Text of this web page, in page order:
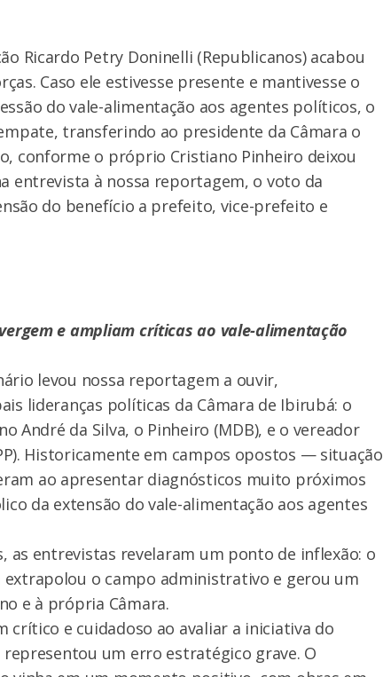
Ricardo Petry Doninelli (Republicanos) acabou
Caso ele estivesse presente e mantivesse o
do vale-alimentação aos agentes políticos, o
transferindo ao presidente da Câmara o
conforme o próprio Cristiano Pinheiro deixou
entrevista à nossa reportagem, o voto da
do benefício a prefeito, vice-prefeito e
e ampliam críticas ao vale-alimentação
levou nossa reportagem a ouvir,
lideranças políticas da Câmara de Ibirubá: o
André da Silva, o Pinheiro (MDB), e o vereador
Historicamente em campos opostos — situação
ao apresentar diagnósticos muito próximos
da extensão do vale-alimentação aos agentes
as entrevistas revelaram um ponto de inflexão: o
o campo administrativo e gerou um
e à própria Câmara.
e cuidadoso ao avaliar a iniciativa do
um erro estratégico grave. O